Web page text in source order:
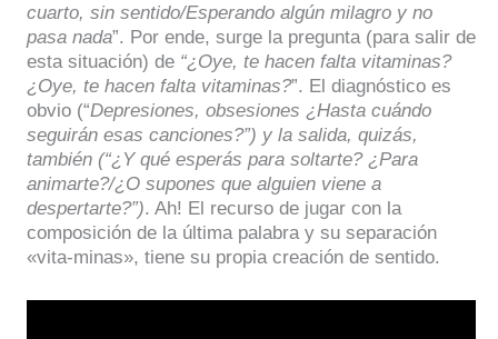
cuarto, sin sentido/Esperando algún milagro y no
pasa nada”. Por ende, surge la pregunta (para salir de
esta situación) de “¿Oye, te hacen falta vitaminas?
¿Oye, te hacen falta vitaminas?”. El diagnóstico es
obvio (“Depresiones, obsesiones ¿Hasta cuándo
seguirán esas canciones?”) y la salida, quizás,
también (“¿Y qué esperás para soltarte? ¿Para
animarte?/¿O supones que alguien viene a
despertarte?”). Ah! El recurso de jugar con la
composición de la última palabra y su separación
«vita-minas», tiene su propia creación de sentido.